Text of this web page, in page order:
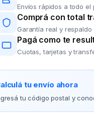
Envíos rápidos a todo el
Comprá con total
Garantía real y respaldo
Pagá como te
Cuotas, tarjetas y
tu envío ahora
tu código postal y